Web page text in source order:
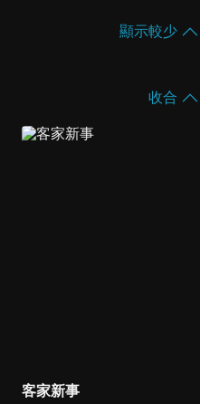
顯示較少
收合
客家新事